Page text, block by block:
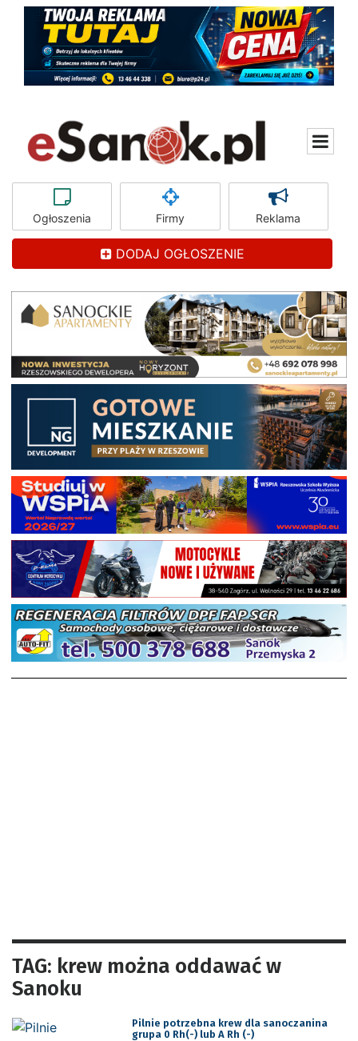
Ogłoszenia Firmy Reklama
DODAJ OGŁOSZENIE
TAG: krew można oddawać w
Sanoku
Pilnie potrzebna krew dla sanoczanina
grupa 0 Rh(-) lub A Rh (-)